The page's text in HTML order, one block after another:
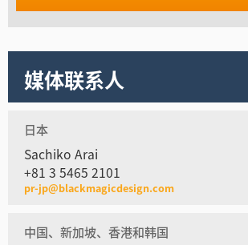
媒体联系人
日本
Sachiko Arai
+81 3 5465 2101
pr-jp@blackmagicdesign.com
中国、新加坡、香港和韩国